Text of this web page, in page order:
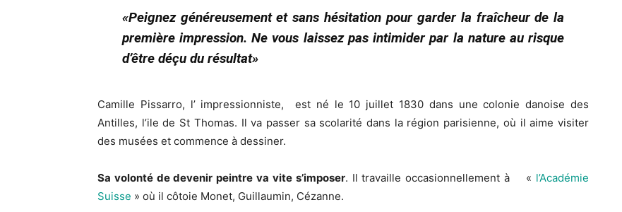
«Peignez généreusement et sans hésitation pour garder la fraîcheur de la
première impression. Ne vous laissez pas intimider par la nature au risque
d’être déçu du résultat»
Camille Pissarro, l’ impressionniste, est né le 10 juillet 1830 dans une colonie danoise des
Antilles, l’ile de St Thomas. Il va passer sa scolarité dans la région parisienne, où il aime visiter
des musées et commence à dessiner.
Sa volonté de devenir peintre va vite s’imposer. Il travaille occasionnellement à « l’Académie
Suisse » où il côtoie Monet, Guillaumin, Cézanne.